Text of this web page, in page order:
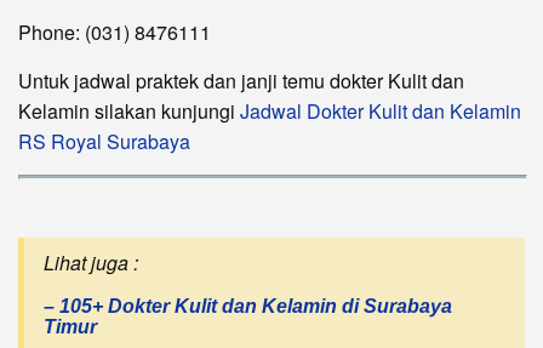
Phone: (031) 8476111
Untuk jadwal praktek dan janji temu dokter Kulit dan
Kelamin silakan kunjungi Jadwal Dokter Kulit dan Kelamin
RS Royal Surabaya
Lihat juga :
– 105+ Dokter Kulit dan Kelamin di Surabaya
Timur